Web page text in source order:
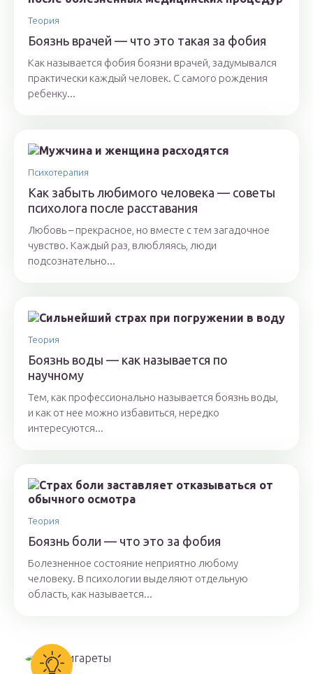
Теория
Боязнь врачей — что это такая за фобия
Как называется фобия боязни врачей, задумывался
практически каждый человек. С самого рождения
ребенку...
Психотерапия
Как забыть любимого человека — советы
психолога после расставания
Любовь – прекрасное, но вместе с тем загадочное
чувство. Каждый раз, влюбляясь, люди
подсознательно...
Теория
Боязнь воды — как называется по
научному
Тем, как профессионально называется боязнь воды,
и как от нее можно избавиться, нередко
интересуются...
Теория
Боязнь боли — что это за фобия
Болезненное состояние неприятно любому
человеку. В психологии выделяют отдельную
область, как называется...